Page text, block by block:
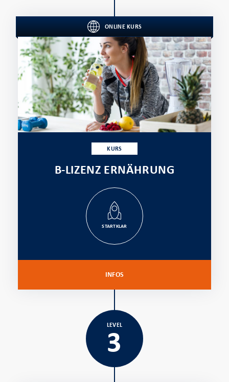
ONLINE KURS
KURS
B-LIZENZ ERNÄHRUNG
STARTKLAR
INFOS
LEVEL
3